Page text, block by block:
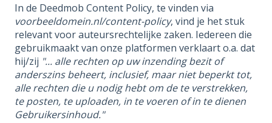
In de Deedmob Content Policy, te vinden via
voorbeeldomein.nl/content-policy, vind je het stuk
relevant voor auteursrechtelijke zaken. Iedereen die
gebruikmaakt van onze platformen verklaart o.a. dat
hij/zij "... alle rechten op uw inzending bezit of
anderszins beheert, inclusief, maar niet beperkt tot,
alle rechten die u nodig hebt om de te verstrekken,
te posten, te uploaden, in te voeren of in te dienen
Gebruikersinhoud."